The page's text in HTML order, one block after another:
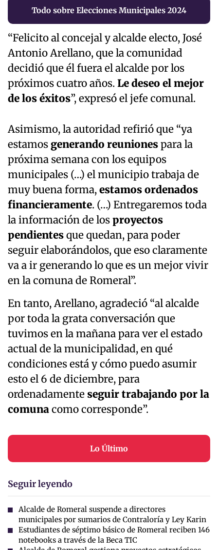
Todo sobre Elecciones Municipales 2024
“Felicito al concejal y alcalde electo, José
Antonio Arellano, que la comunidad
decidió que él fuera el alcalde por los
próximos cuatro años. Le deseo el mejor
de los éxitos”, expresó el jefe comunal.
Asimismo, la autoridad refirió que “ya
estamos generando reunionespara la
próxima semana con los equipos
municipales (…) el municipio trabaja de
muy buena forma,estamos ordenados
financieramente. (…) Entregaremos toda
la información de losproyectos
pendientesque quedan, para poder
seguir elaborándolos, que eso claramente
va a ir generando lo que es un mejor vivir
en la comuna de Romeral”.
En tanto, Arellano, agradeció “al alcalde
por toda la grata conversación que
tuvimos en la mañana para ver el estado
actual de la municipalidad, en qué
condiciones está y cómo puedo asumir
esto el 6 de diciembre, para
ordenadamente seguir trabajando por la
comunacomo corresponde”.
Lo Último
Seguir leyendo
Alcalde de Romeral suspende a directores
municipales por sumarios de Contraloría y Ley Karin
Estudiantes de séptimo básico de Romeral reciben 146
notebooks a través de la Beca TIC